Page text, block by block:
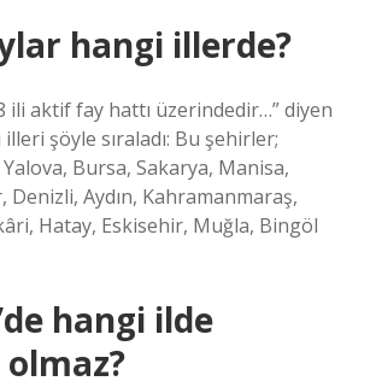
hangi illerde?
ili aktif fay hattı üzerindedir…” diyen
şöyle sıraladı: Bu şehirler;
Bursa, Sakarya, Manisa,
Denizli, Aydın, Kahramanmaraş,
Hatay, Eskisehir, Muğla, Bingöl
hangi ilde